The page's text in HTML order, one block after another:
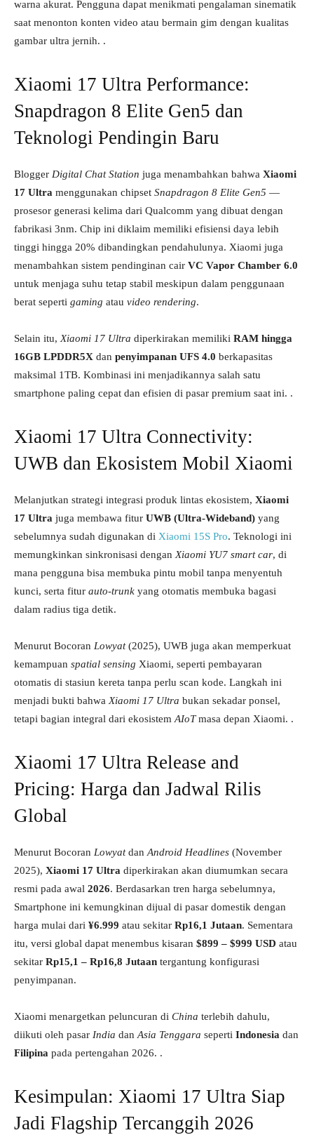
warna akurat. Pengguna dapat menikmati pengalaman sinematik
saat menonton konten video atau bermain gim dengan kualitas
gambar ultra jernih. .
Xiaomi 17 Ultra Performance:
Snapdragon 8 Elite Gen5 dan
Teknologi Pendingin Baru
Blogger Digital Chat Station juga menambahkan bahwa Xiaomi
17 Ultra menggunakan chipset Snapdragon 8 Elite Gen5 —
prosesor generasi kelima dari Qualcomm yang dibuat dengan
fabrikasi 3nm. Chip ini diklaim memiliki efisiensi daya lebih
tinggi hingga 20% dibandingkan pendahulunya. Xiaomi juga
menambahkan sistem pendinginan cair VC Vapor Chamber 6.0
untuk menjaga suhu tetap stabil meskipun dalam penggunaan
berat seperti gaming atau video rendering.
Selain itu, Xiaomi 17 Ultra diperkirakan memiliki RAM hingga
16GB LPDDR5X dan penyimpanan UFS 4.0 berkapasitas
maksimal 1TB. Kombinasi ini menjadikannya salah satu
smartphone paling cepat dan efisien di pasar premium saat ini. .
Xiaomi 17 Ultra Connectivity:
UWB dan Ekosistem Mobil Xiaomi
Melanjutkan strategi integrasi produk lintas ekosistem, Xiaomi
17 Ultra juga membawa fitur UWB (Ultra-Wideband) yang
sebelumnya sudah digunakan di Xiaomi 15S Pro. Teknologi ini
memungkinkan sinkronisasi dengan Xiaomi YU7 smart car, di
mana pengguna bisa membuka pintu mobil tanpa menyentuh
kunci, serta fitur auto-trunk yang otomatis membuka bagasi
dalam radius tiga detik.
Menurut Bocoran Lowyat(2025), UWB juga akan memperkuat
kemampuan spatial sensing Xiaomi, seperti pembayaran
otomatis di stasiun kereta tanpa perlu scan kode. Langkah ini
menjadi bukti bahwa Xiaomi 17 Ultra bukan sekadar ponsel,
tetapi bagian integral dari ekosistem AIoTmasa depan Xiaomi. .
Xiaomi 17 Ultra Release and
Pricing: Harga dan Jadwal Rilis
Global
Menurut Bocoran Lowyatdan Android Headlines (November
2025), Xiaomi 17 Ultra diperkirakan akan diumumkan secara
resmi pada awal 2026. Berdasarkan tren harga sebelumnya,
Smartphone ini kemungkinan dijual di pasar domestik dengan
harga mulai dari ¥6.999 atau sekitar Rp16,1 Jutaan. Sementara
itu, versi global dapat menembus kisaran $899 – $999 USD atau
sekitar Rp15,1 – Rp16,8 Jutaan tergantung konfigurasi
penyimpanan.
Xiaomi menargetkan peluncuran di China terlebih dahulu,
diikuti oleh pasar India dan Asia Tenggara seperti Indonesia dan
Filipina pada pertengahan 2026. .
Kesimpulan: Xiaomi 17 Ultra Siap
Jadi Flagship Tercanggih 2026